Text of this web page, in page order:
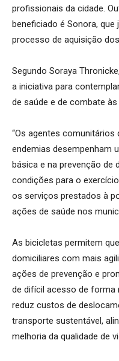
profissionais da cidade.
beneficiado é Sonora,
processo de aquisição
Segundo Soraya
a iniciativa para
de saúde e de combate
“Os agentes
endemias desempenham
básica e na prevenção de
condições para o
os serviços prestados à
ações de saúde nos
As bicicletas permitem
domiciliares com mais
ações de prevenção e
de difícil acesso de forma
reduz custos de
transporte sustentável,
melhoria da qualidade de